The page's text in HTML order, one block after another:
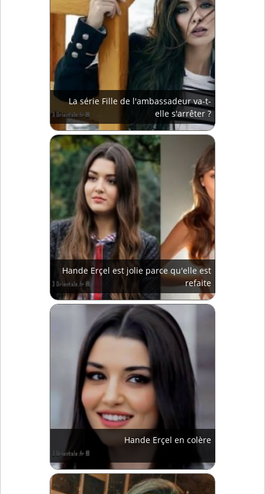
La série Fille de l'ambassadeur va-t-
elle s'arrêter ?
Hande Erçel est jolie parce qu'elle est
refaite
Hande Erçel en colère